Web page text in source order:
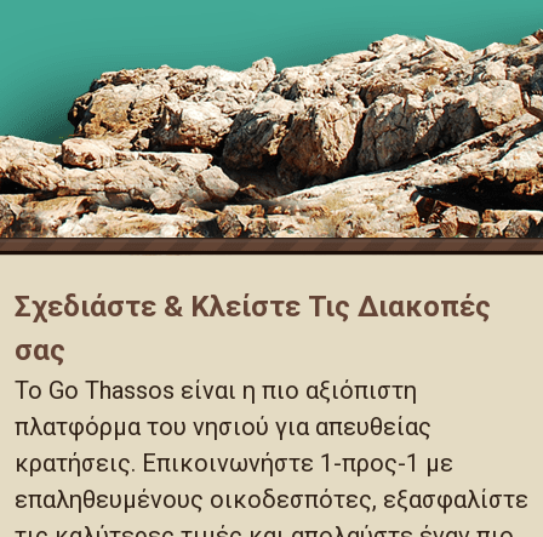
Σχεδιάστε & Κλείστε Τις Διακοπές
σας
Το Go Thassos είναι η πιο αξιόπιστη
πλατφόρμα του νησιού για απευθείας
κρατήσεις. Επικοινωνήστε 1-προς-1 με
επαληθευμένους οικοδεσπότες, εξασφαλίστε